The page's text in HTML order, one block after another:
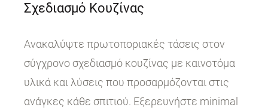
Σχεδιασμό Κουζίνας
Ανακαλύψτε πρωτοποριακές τάσεις στον
σύγχρονο σχεδιασμό κουζίνας με καινοτόμα
υλικά και λύσεις που προσαρμόζονται στις
ανάγκες κάθε σπιτιού. Εξερευνήστε minimal